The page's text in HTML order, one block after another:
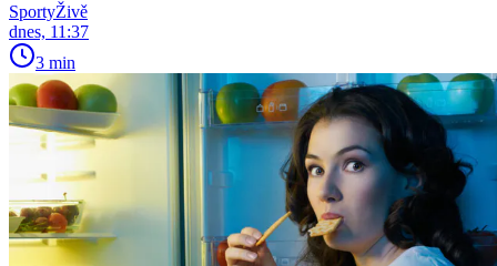
SportyŽivě
dnes, 11:37
3 min